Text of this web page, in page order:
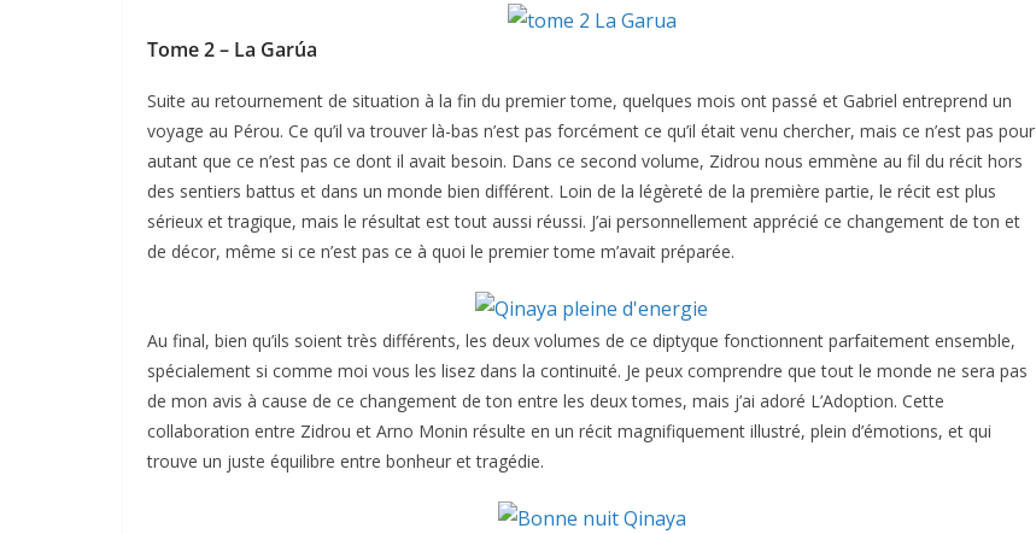
Tome 2 – La Garúa
Suite au retournement de situation à la fin du premier tome, quelques mois ont passé et Gabriel entreprend un
voyage au Pérou. Ce qu’il va trouver là-bas n’est pas forcément ce qu’il était venu chercher, mais ce n’est pas pour
autant que ce n’est pas ce dont il avait besoin. Dans ce second volume, Zidrou nous emmène au fil du récit hors
des sentiers battus et dans un monde bien différent. Loin de la légèreté de la première partie, le récit est plus
sérieux et tragique, mais le résultat est tout aussi réussi. J’ai personnellement apprécié ce changement de ton et
de décor, même si ce n’est pas ce à quoi le premier tome m’avait préparée.
Au final, bien qu’ils soient très différents, les deux volumes de ce diptyque fonctionnent parfaitement ensemble,
spécialement si comme moi vous les lisez dans la continuité. Je peux comprendre que tout le monde ne sera pas
de mon avis à cause de ce changement de ton entre les deux tomes, mais j’ai adoré L’Adoption. Cette
collaboration entre Zidrou et Arno Monin résulte en un récit magnifiquement illustré, plein d’émotions, et qui
trouve un juste équilibre entre bonheur et tragédie.